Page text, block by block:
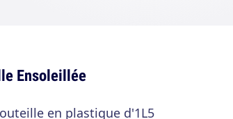
Ensoleillée
en plastique d'1L5